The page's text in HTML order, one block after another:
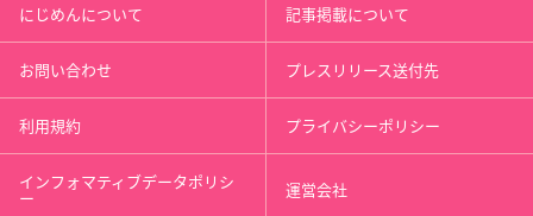
にじめんについて 記事掲載について
お問い合わせ プレスリリース送付先
利用規約 プライバシーポリシー
インフォマティブデータポリシ
ー 運営会社